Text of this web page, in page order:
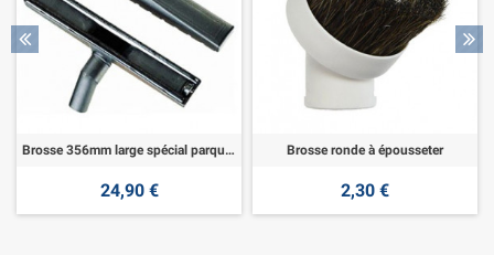
Brosse 356mm large spécial parquet et sol lisse avec roulettes.
24,90 €
Brosse ronde à épousseter
2,30 €